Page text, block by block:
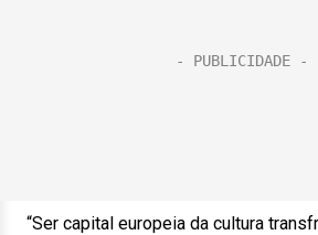
“Ser capital europeia da cultura